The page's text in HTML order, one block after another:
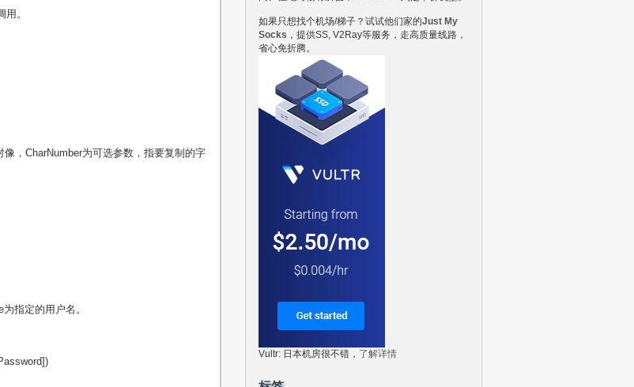
。
，CharNumber为可选参数，指要复制的字
指定的用户名。
如果只想找个机场/梯子？试试他们家的Just My
Socks ，提供SS, V2Ray等服务，走高质量线路，
省心免折腾。
Vultr: 日本机房很不错， 了解详情